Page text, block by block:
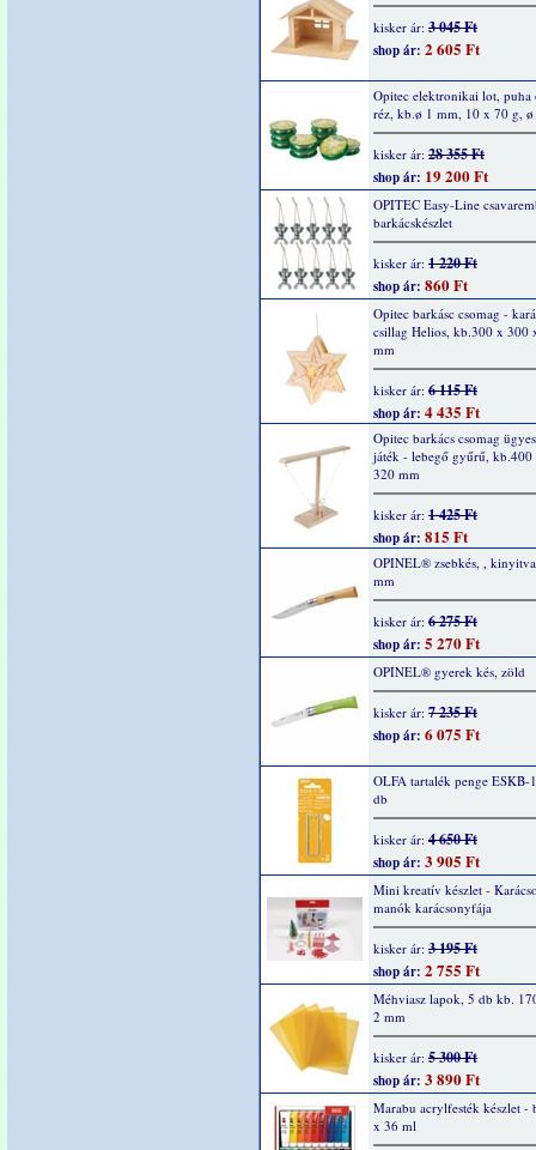
kisker ár: 3 045 Ft
shop ár: 2 605 Ft
Opitec elektronikai lot, puha
réz, kb.ø 1 mm, 10 x 70 g,
kisker ár: 28 355 Ft
shop ár: 19 200 Ft
OPITEC Easy-Line
barkácskészlet
kisker ár: 1 220 Ft
shop ár: 860 Ft
Opitec barkásc csomag -
csillag Helios, kb.300 x 300
mm
kisker ár: 6 115 Ft
shop ár: 4 435 Ft
Opitec barkács csomag
játék - lebegő gyűrű,
320 mm
kisker ár: 1 425 Ft
shop ár: 815 Ft
OPINEL® zsebkés, ,
mm
kisker ár: 6 275 Ft
shop ár: 5 270 Ft
OPINEL® gyerek kés, zöld
kisker ár: 7 235 Ft
shop ár: 6 075 Ft
OLFA tartalék penge ESKB-
db
kisker ár: 4 650 Ft
shop ár: 3 905 Ft
Mini kreatív készlet -
manók karácsonyfája
kisker ár: 3 195 Ft
shop ár: 2 755 Ft
Méhviasz lapok, 5 db kb.
2 mm
kisker ár: 5 300 Ft
shop ár: 3 890 Ft
Marabu acrylfesték készlet -
x 36 ml